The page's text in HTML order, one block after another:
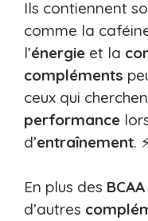
Ils contiennent
comme la
l’énergie et la
compléments
ceux qui
performance
d’entraînement.
En plus des BCAA
d’autres